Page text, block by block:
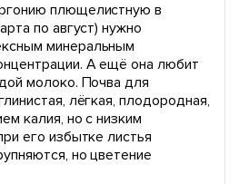
плющелистную в
по август) нужно
минеральным
А ещё она любит
молоко. Почва для
лёгкая, плодородная,
калия, но с низким
его избытке листья
но цветение